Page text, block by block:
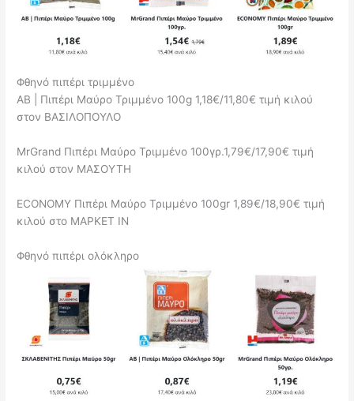
Φθηνό πιπέρι τριμμένο
ΑΒ | Πιπέρι Μαύρο Τριμμένο 100g 1,18€/11,80€ τιμή κιλού
στον ΒΑΣΙΛΟΠΟΥΛΟ
MrGrand Πιπέρι Μαύρο Τριμμένο 100γρ.1,79€/17,90€ τιμή
κιλού στον ΜΑΣΟΥΤΗ
ECONOMY Πιπέρι Μαύρο Τριμμένο 100gr 1,89€/18,90€ τιμή
κιλού στο ΜΑΡΚΕΤ ΙΝ
Φθηνό πιπέρι ολόκληρο